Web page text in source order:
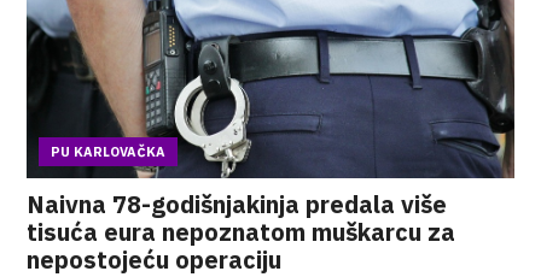
PU KARLOVAČKA
Naivna 78-godišnjakinja predala više
tisuća eura nepoznatom muškarcu za
nepostojeću operaciju